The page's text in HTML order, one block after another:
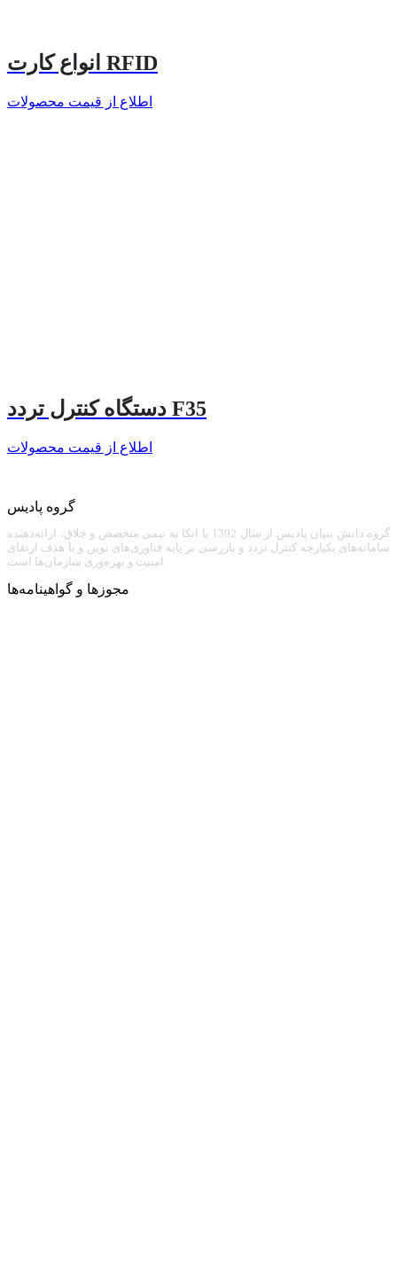
انواع کارت RFID
اطلاع از قیمت محصولات
دستگاه کنترل تردد F35
اطلاع از قیمت محصولات
گروه پادیس
گروه دانش بنیان پادیس از سال 1392 با اتکا به تیمی متخصص و خلاق، ارائه‌دهنده
سامانه‌های یکپارچه کنترل تردد و بازرسی بر پایه فناوری‌های نوین و با هدف ارتقای
امنیت و بهره‌وری سازمان‌ها است.
مجوزها و گواهینامه‌ها